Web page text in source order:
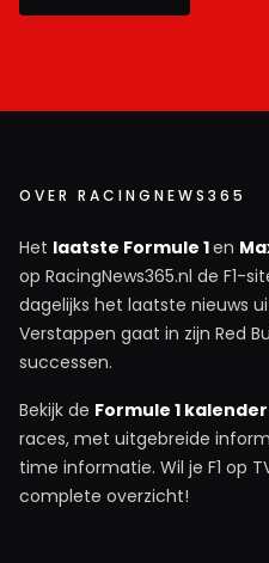
OVER RACINGNEWS365
Het laatste Formule 1en
op RacingNews365.nl de F1-
dagelijks het laatste nieuws
Verstappen gaat in zijn Red
successen.
Bekijk de Formule 1 kalender
races, met uitgebreide
time informatie. Wil je F1 op
complete overzicht!